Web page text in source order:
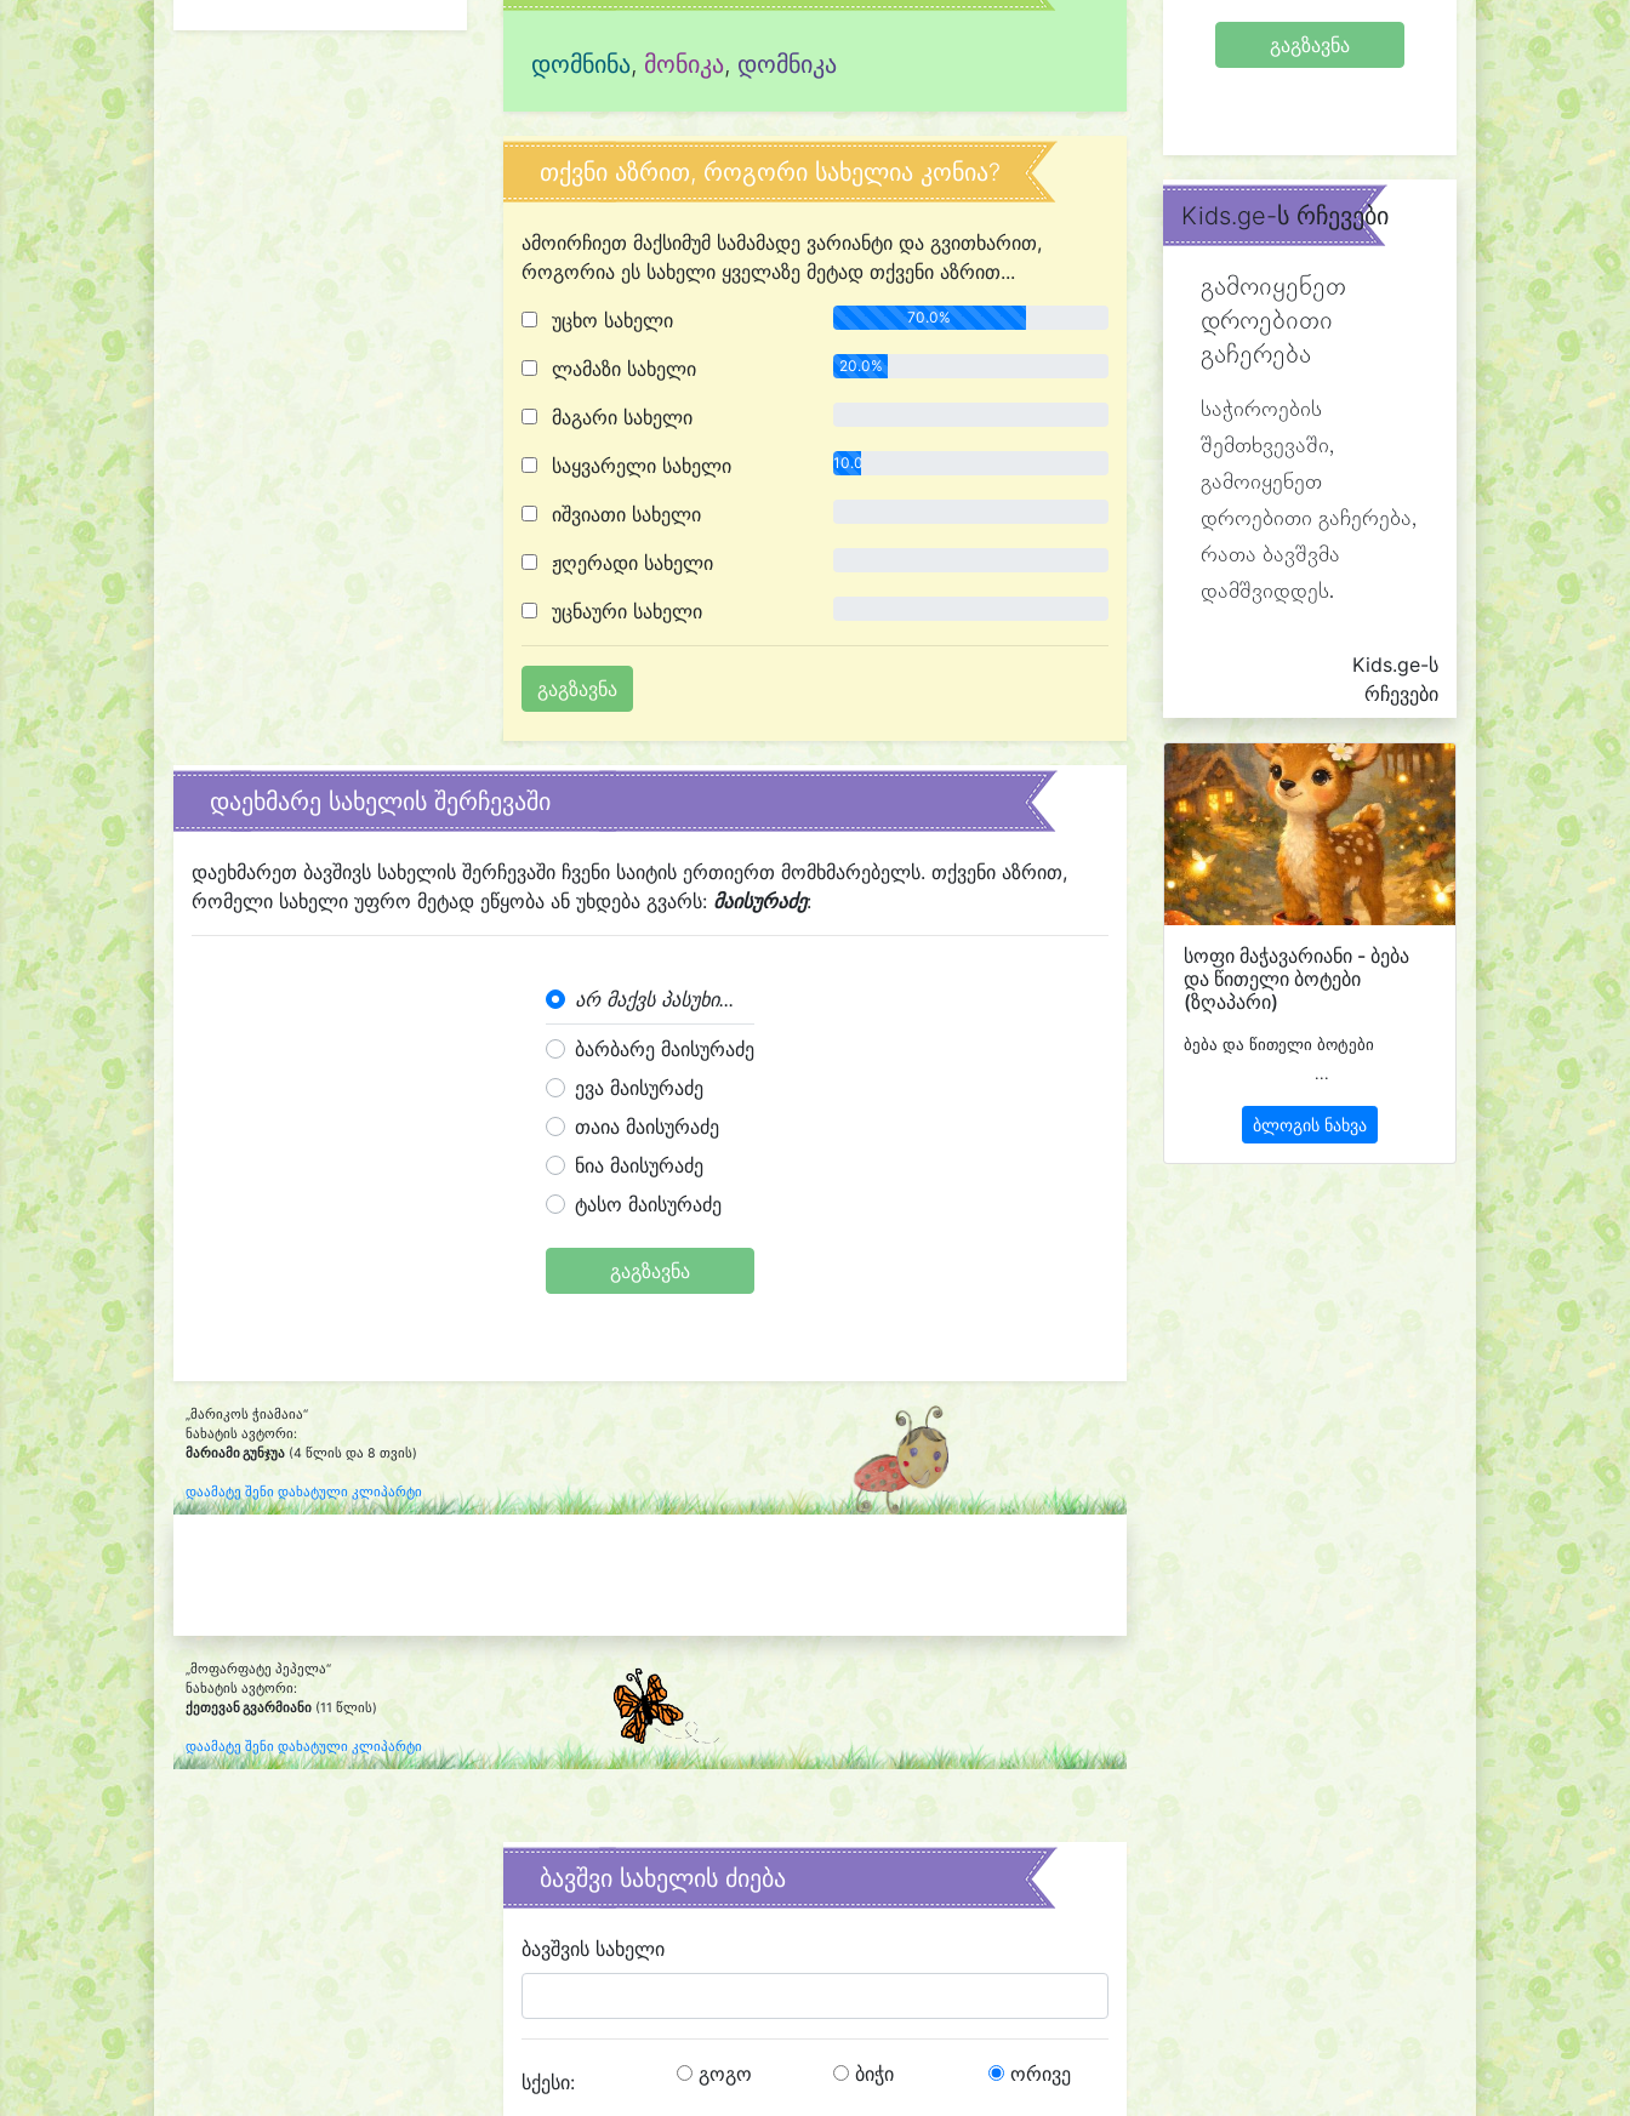
დომნინა, მონიკა, დომნიკა
თქვნი აზრით, როგორი სახელია კონია?
ამოირჩიეთ მაქსიმუმ სამამადე ვარიანტი და გვითხარით,
როგორია ეს სახელი ყველაზე მეტად თქვენი აზრით...
უცხო სახელი
70.0%
ლამაზი სახელი 20.0%
მაგარი სახელი
საყვარელი სახელი 10.0%
იშვიათი სახელი
ჟღერადი სახელი
უცნაური სახელი
დაეხმარე სახელის შერჩევაში
დაეხმარეთ ბავშივს სახელის შერჩევაში ჩვენი საიტის ერთიერთ მომხმარებელს. თქვენი აზრით,
რომელი სახელი უფრო მეტად ეწყობა ან უხდება გვარს: მაისურაძე:
არ მაქვს პასუხი...
ბარბარე მაისურაძე
ევა მაისურაძე
თაია მაისურაძე
ნია მაისურაძე
ტასო მაისურაძე
გაგზავნა
„მარიკოს ჭიამაია“
ნახატის ავტორი:
მარიამი გუნჯუა (4 წლის და 8 თვის)
დაამატე შენი დახატული კლიპარტი
„მოფარფატე პეპელა“
ნახატის ავტორი:
ქეთევან გვარმიანი (11 წლის)
დაამატე შენი დახატული კლიპარტი
ბავშვი სახელის ძიება
ბავშვის სახელი
სქესი: გოგო ბიჭი ორივე
გაგზავნა
Kids.ge-ს რჩევები
გამოიყენეთ
დროებითი
გაჩერება
საჭიროების
შემთხვევაში,
გამოიყენეთ
დროებითი გაჩერება,
რათა ბავშვმა
დამშვიდდეს.
Kids.ge-ს
რჩევები
სოფი მაჭავარიანი - ბება
და წითელი ბოტები
(ზღაპარი)
ბება და წითელი ბოტები
...
ბლოგის ნახვა